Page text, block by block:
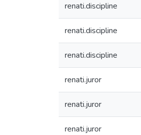
renati.discipline
renati.discipline
renati.discipline
renati.juror
renati.juror
renati.juror